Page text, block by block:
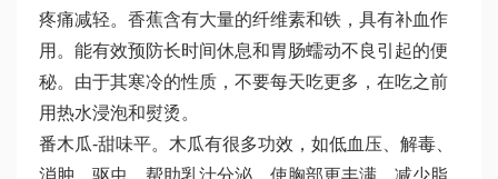
疼痛减轻。香蕉含有大量的纤维素和铁，具有补血作
用。能有效预防长时间休息和胃肠蠕动不良引起的便
秘。由于其寒冷的性质，不要每天吃更多，在吃之前
用热水浸泡和熨烫。
番木瓜-甜味平。木瓜有很多功效，如低血压、解毒、